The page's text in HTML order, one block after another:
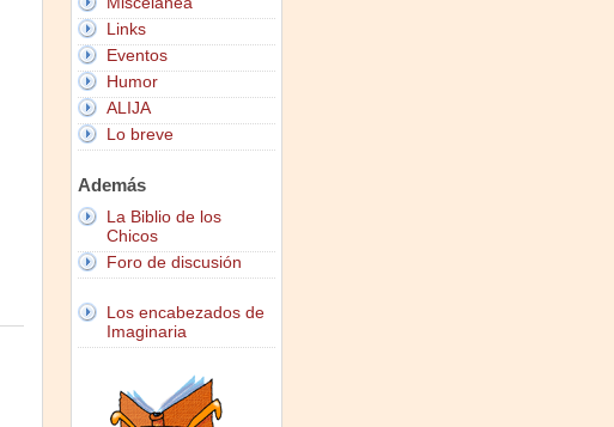
Links
Eventos
Humor
ALIJA
Lo breve
Además
La Biblio de los
Chicos
Foro de discusión
Los encabezados de
Imaginaria